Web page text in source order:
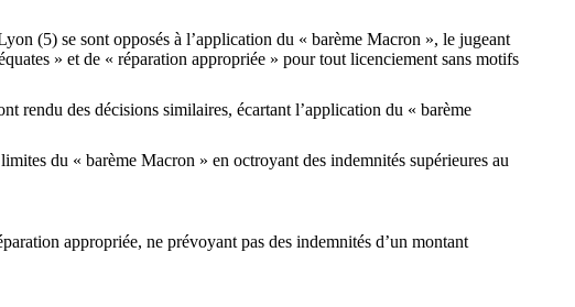
(5) se sont opposés à l’application du « barème Macron », le jugeant
» et de « réparation appropriée » pour tout licenciement sans motifs
rendu des décisions similaires, écartant l’application du « barème
du « barème Macron » en octroyant des indemnités supérieures au
appropriée, ne prévoyant pas des indemnités d’un montant